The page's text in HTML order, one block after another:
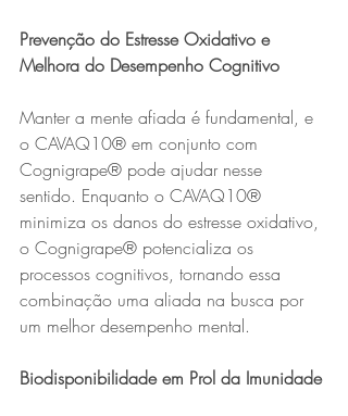
Prevenção do Estresse Oxidativo e
Melhora do Desempenho Cognitivo
Manter a mente afiada é fundamental, e
o CAVAQ10® em conjunto com
Cognigrape® pode ajudar nesse
sentido. Enquanto o CAVAQ10®
minimiza os danos do estresse oxidativo,
o Cognigrape® potencializa os
processos cognitivos, tornando essa
combinação uma aliada na busca por
um melhor desempenho mental.
Biodisponibilidade em Prol da Imunidade